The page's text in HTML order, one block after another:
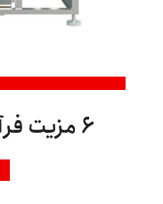
۶ مزیت فرآیند پاستوریزاسیون